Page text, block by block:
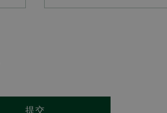
提交